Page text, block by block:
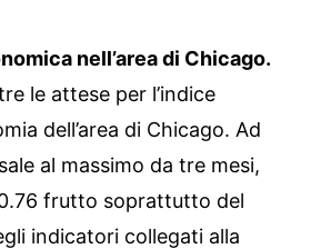
nell’area di Chicago.
le attese per l’indice
dell’area di Chicago. Ad
al massimo da tre mesi,
frutto soprattutto del
indicatori collegati alla